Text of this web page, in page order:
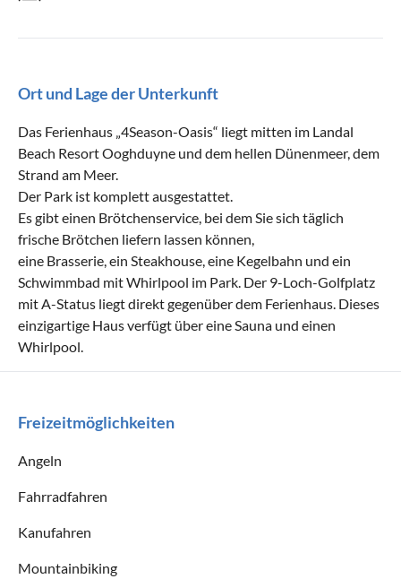
Ort und Lage der Unterkunft
Das Ferienhaus „4Season-Oasis“ liegt mitten im Landal
Beach Resort Ooghduyne und dem hellen Dünenmeer, dem
Strand am Meer.
Der Park ist komplett ausgestattet.
Es gibt einen Brötchenservice, bei dem Sie sich täglich
frische Brötchen liefern lassen können,
eine Brasserie, ein Steakhouse, eine Kegelbahn und ein
Schwimmbad mit Whirlpool im Park. Der 9-Loch-Golfplatz
mit A-Status liegt direkt gegenüber dem Ferienhaus. Dieses
einzigartige Haus verfügt über eine Sauna und einen
Whirlpool.
Freizeitmöglichkeiten
Angeln
Fahrradfahren
Kanufahren
Mountainbiking